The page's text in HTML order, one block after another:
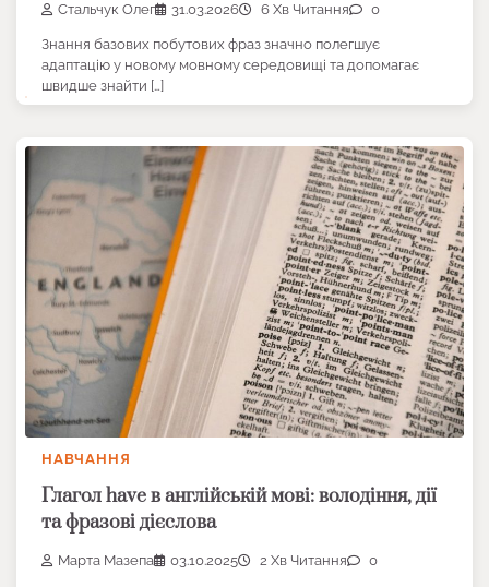
Стальчук Олег 31.03.2026 6 Хв Читання 0
Знання базових побутових фраз значно полегшує
адаптацію у новому мовному середовищі та допомагає
швидше знайти […]
НАВЧАННЯ
Глагол have в англійській мові: володіння, дії
та фразові дієслова
Марта Мазепа 03.10.2025 2 Хв Читання 0